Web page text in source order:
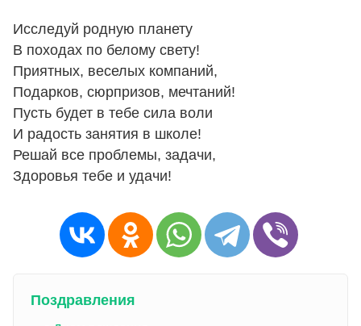
Исследуй родную планету
В походах по белому свету!
Приятных, веселых компаний,
Подарков, сюрпризов, мечтаний!
Пусть будет в тебе сила воли
И радость занятия в школе!
Решай все проблемы, задачи,
Здоровья тебе и удачи!
Поздравления